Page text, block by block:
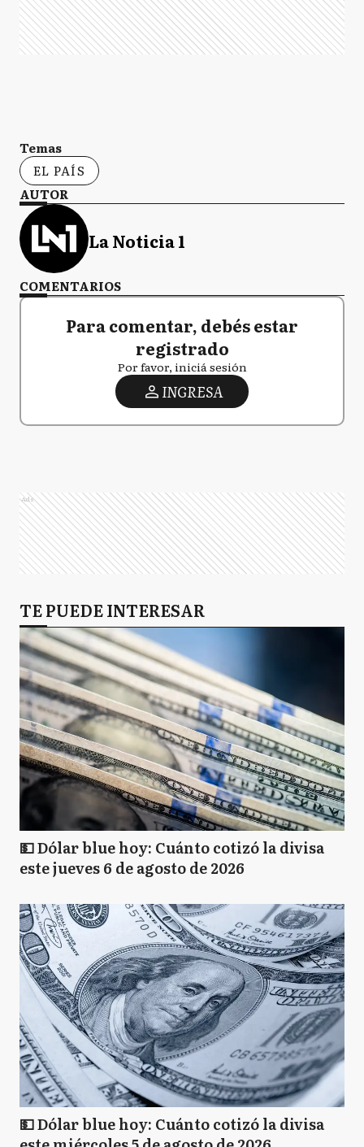
Temas
EL PAÍS
AUTOR
La Noticia 1
COMENTARIOS
Para comentar, debés estar
registrado
Por favor, iniciá sesión
INGRESA
Ads
TE PUEDE INTERESAR
💵 Dólar blue hoy: Cuánto cotizó la divisa
este jueves 6 de agosto de 2026
💵 Dólar blue hoy: Cuánto cotizó la divisa